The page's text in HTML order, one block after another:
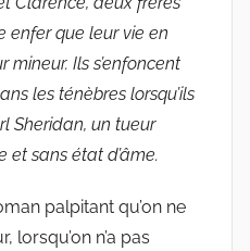
enfer que leur vie en
Ils s’enfoncent
les ténèbres lorsqu’ils
Sheridan, un tueur
et sans état d’âme.
palpitant qu’on ne
lorsqu’on n’a pas